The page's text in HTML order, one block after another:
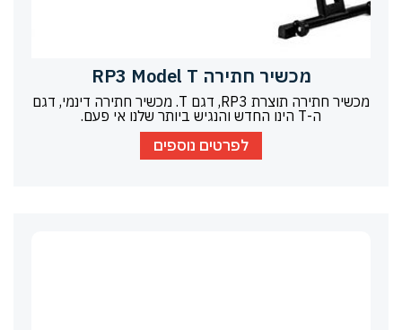
מכשיר חתירה RP3 Model T
מכשיר חתירה תוצרת RP3, דגם T. מכשיר חתירה דינמי, דגם
ה-T הינו החדש והנגיש ביותר שלנו אי פעם.
לפרטים נוספים